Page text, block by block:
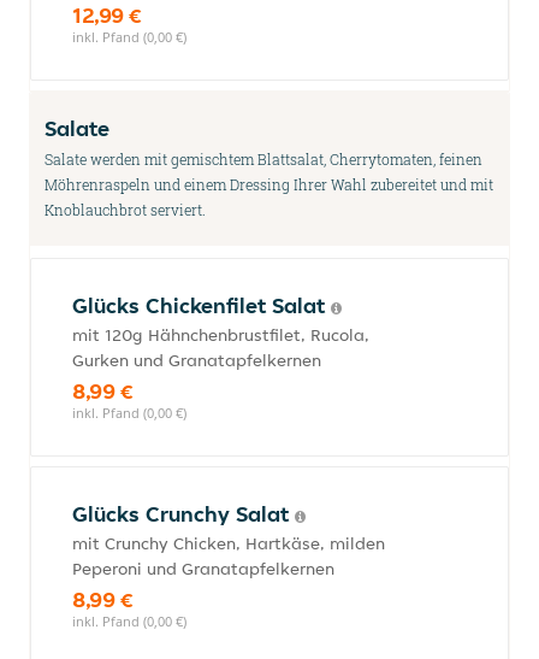
12,99 €
inkl. Pfand (0,00 €)
Salate
Salate werden mit gemischtem Blattsalat, Cherrytomaten, feinen
Möhrenraspeln und einem Dressing Ihrer Wahl zubereitet und mit
Knoblauchbrot serviert.
Glücks Chickenfilet Salat
mit 120g Hähnchenbrustfilet, Rucola,
Gurken und Granatapfelkernen
8,99 €
inkl. Pfand (0,00 €)
Glücks Crunchy Salat
mit Crunchy Chicken, Hartkäse, milden
Peperoni und Granatapfelkernen
8,99 €
inkl. Pfand (0,00 €)